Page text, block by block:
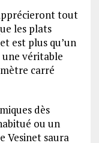
tout
les plats
est plus qu’un
une véritable
carré
dès
ou un
Vesinet saura